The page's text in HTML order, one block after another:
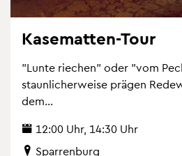
Ka­se­mat­ten-Tour
"Lunte rie­chen" oder "vom
staun­li­cher­wei­se prä­gen
dem...
12:00 Uhr, 14:30 Uhr
Spar­ren­burg